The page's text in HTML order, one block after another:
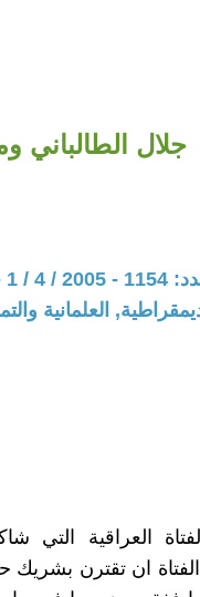
جلال الطالباني
08:12
العلمانية
العراقية التي
ان تقترن بشريك